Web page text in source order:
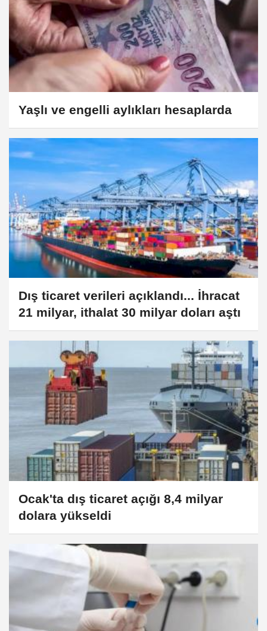
Yaşlı ve engelli aylıkları hesaplarda
Dış ticaret verileri açıklandı... İhracat
21 milyar, ithalat 30 milyar doları aştı
Ocak'ta dış ticaret açığı 8,4 milyar
dolara yükseldi